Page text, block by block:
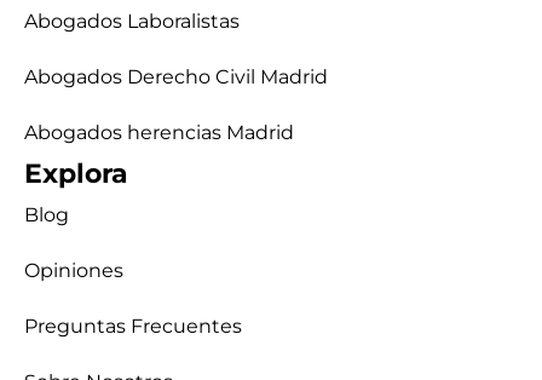
Abogados Laboralistas
Abogados Derecho Civil Madrid
Abogados herencias Madrid
Explora
Blog
Opiniones
Preguntas Frecuentes